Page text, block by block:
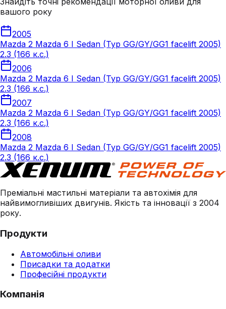
вашого року
2005
Mazda 2 Mazda 6 I Sedan (Typ GG/GY/GG1 facelift 2005)
2.3 (166 к.с.)
2006
Mazda 2 Mazda 6 I Sedan (Typ GG/GY/GG1 facelift 2005)
2.3 (166 к.с.)
2007
Mazda 2 Mazda 6 I Sedan (Typ GG/GY/GG1 facelift 2005)
2.3 (166 к.с.)
2008
Mazda 2 Mazda 6 I Sedan (Typ GG/GY/GG1 facelift 2005)
2.3 (166 к.с.)
Преміальні мастильні матеріали та автохімія для
найвимогливіших двигунів. Якість та інновації з 2004
року.
Продукти
Автомобільні оливи
Присадки та додатки
Професійні продукти
Компанія